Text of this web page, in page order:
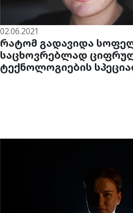
02.06.2021
რატომ გადავიდა
საცხოვრებლად
ტექნოლოგიების